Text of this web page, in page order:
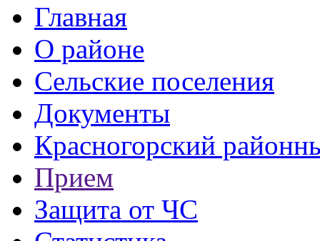
Главная
О районе
Сельские поселения
Документы
Красногорский
Прием
Защита от ЧС